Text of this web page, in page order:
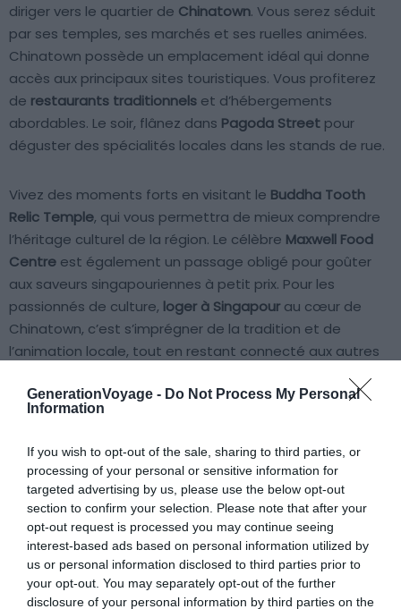
GenerationVoyage - Do Not Process My Personal
Information
If you wish to opt-out of the sale, sharing to third parties, or
processing of your personal or sensitive information for
targeted advertising by us, please use the below opt-out
section to confirm your selection. Please note that after your
opt-out request is processed you may continue seeing
interest-based ads based on personal information utilized by
us or personal information disclosed to third parties prior to
your opt-out. You may separately opt-out of the further
disclosure of your personal information by third parties on the
diriger vers le quartier de Chinatown. Vous serez séduit
par ses temples, ses marchés et ses ruelles animées.
Chinatown possède un emplacement idéal qui donne
accès aux principaux sites touristiques. Vous profiterez
de restaurants traditionnels et d’hébergements
abordables. Le soir, flânez dans Pagoda Street pour
déguster des spécialités locales dans les stands de rue.
Vivez des moments forts en visitant le Buddha Tooth
Relic Temple, qui vous permettra de mieux comprendre
l’héritage culturel de la région. Le célèbre Maxwell Food
Centre est également un passage obligé pour goûter
aux saveurs singapouriennes à petit prix. Pour les
passionnés de culture, loger à Singapour au cœur de
Chinatown, c’est s’imprégner de la tradition et de
l’animation locale, tout en restant connecté aux autres
Little India : Pour les voyageurs en
quête d’immersion culturelle